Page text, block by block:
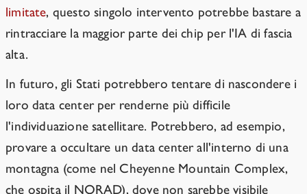
limitate, questo singolo intervento potrebbe bastare a
rintracciare la maggior parte dei chip per l'IA di fascia
alta.
In futuro, gli Stati potrebbero tentare di nascondere i
loro data center per renderne più difficile
l'individuazione satellitare. Potrebbero, ad esempio,
provare a occultare un data center all'interno di una
montagna (come nel Cheyenne Mountain Complex,
che ospita il NORAD), dove non sarebbe visibile